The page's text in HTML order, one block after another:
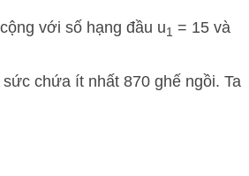
với số hạng đầu u1 = 15 và
chứa ít nhất 870 ghế ngồi. Ta